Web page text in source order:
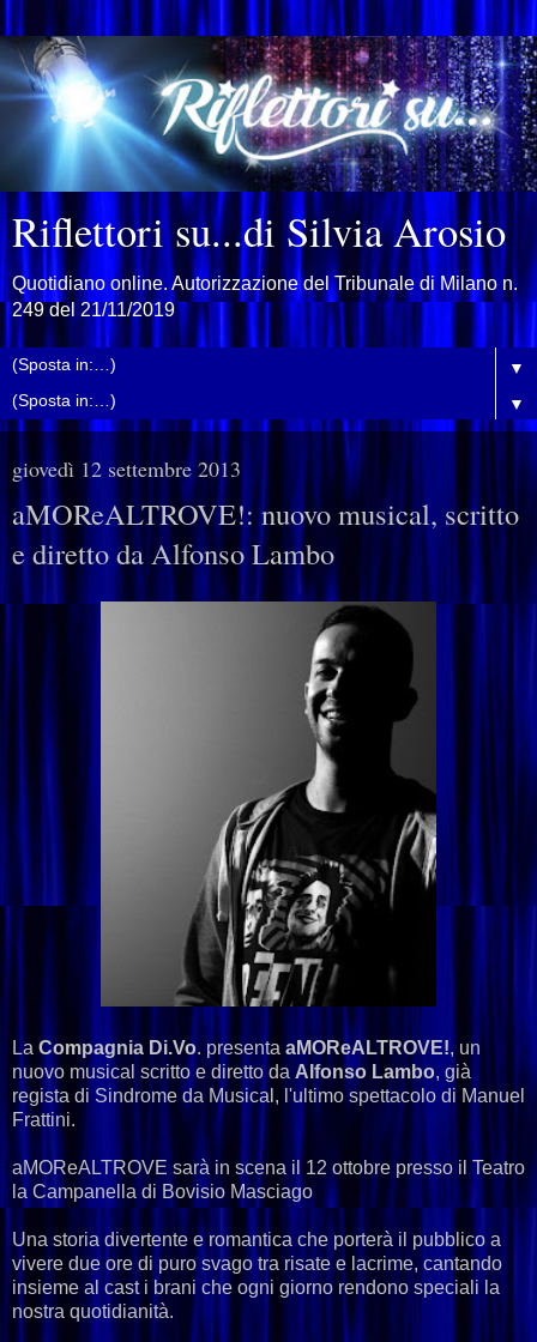
Riflettori su...di Silvia Arosio
Quotidiano online. Autorizzazione del Tribunale di Milano n.
249 del 21/11/2019
▼
▼
giovedì 12 settembre 2013
aMOReALTROVE!: nuovo musical, scritto
e diretto da Alfonso Lambo
La Compagnia Di.Vo. presenta aMOReALTROVE!, un
nuovo musical scritto e diretto da Alfonso Lambo, già
regista di Sindrome da Musical, l'ultimo spettacolo di Manuel
Frattini.
aMOReALTROVE sarà in scena il 12 ottobre presso il Teatro
la Campanella di Bovisio Masciago
Una storia divertente e romantica che porterà il pubblico a
vivere due ore di puro svago tra risate e lacrime, cantando
insieme al cast i brani che ogni giorno rendono speciali la
nostra quotidianità.